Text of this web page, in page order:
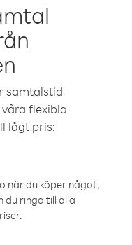
samtalstid
flexibla
lågt pris:
när du köper något,
du ringa till alla